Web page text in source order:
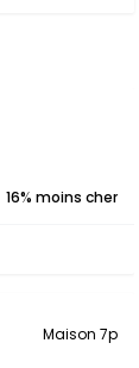
16% moins cher
Maison 7p